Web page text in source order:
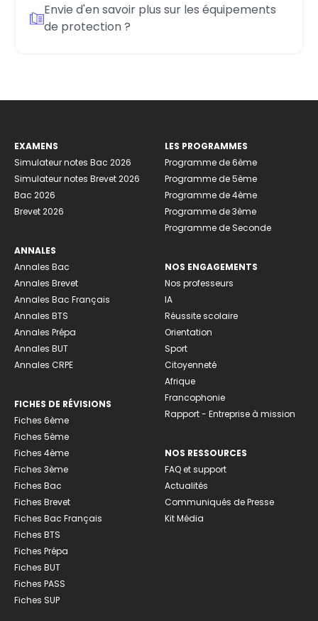
Envie d'en savoir plus sur les équipements
de protection ?
EXAMENS
Simulateur notes Bac 2026
Simulateur notes Brevet 2026
Bac 2026
Brevet 2026
ANNALES
Annales Bac
Annales Brevet
Annales Bac Français
Annales BTS
Annales Prépa
Annales BUT
Annales CRPE
FICHES DE RÉVISIONS
Fiches 6ème
Fiches 5ème
Fiches 4ème
Fiches 3ème
Fiches Bac
Fiches Brevet
Fiches Bac Français
Fiches BTS
Fiches Prépa
Fiches BUT
Fiches PASS
Fiches SUP
LES PROGRAMMES
Programme de 6ème
Programme de 5ème
Programme de 4ème
Programme de 3ème
Programme de Seconde
NOS ENGAGEMENTS
Nos professeurs
IA
Réussite scolaire
Orientation
Sport
Citoyenneté
Afrique
Francophonie
Rapport - Entreprise à mission
NOS RESSOURCES
FAQ et support
Actualités
Communiqués de Presse
Kit Média